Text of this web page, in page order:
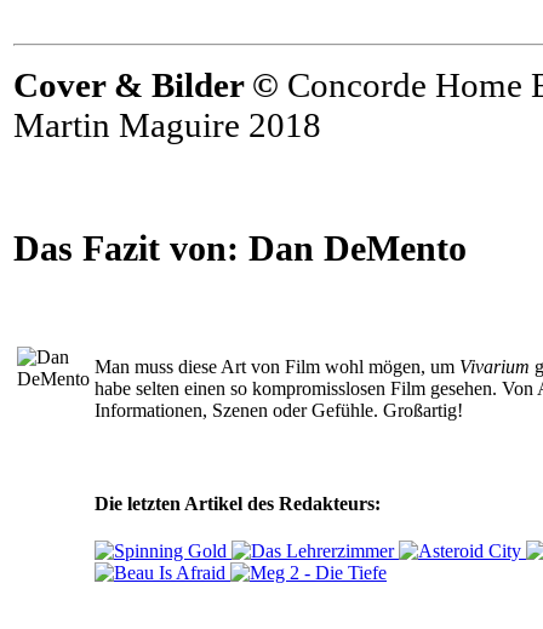
Cover & Bilder © Concorde Home
Martin Maguire 2018
Das Fazit von: Dan DeMento
Man muss diese Art von Film wohl mögen, um Vivarium
habe selten einen so kompromisslosen Film gesehen.
Informationen, Szenen oder Gefühle. Großartig!
Die letzten Artikel des Redakteurs: